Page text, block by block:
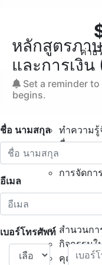
หลักสูตรภา
และการเงิ
การเงินส่วนบุคคล
ทำความ
ชื่อและหม
การจัดกา
สำนวนก
กิจกรรม
คุณทำงา
ค่าธ
Set a reminder
begins.
ชื่อ นามสกุล
อีเมล
เบอร์โทรศัพท์